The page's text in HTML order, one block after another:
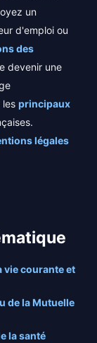
un
d'emploi ou
des
devenir une
les principaux
légales
vie courante et
de la Mutuelle
la santé